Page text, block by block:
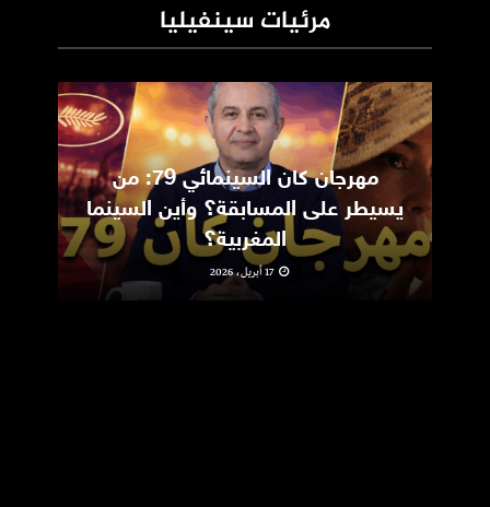
مرئيات سينفيليا
مهرجان كان السينمائي 79: من
يسيطر على المسابقة؟ وأين السينما
المغربية؟
17 أبريل، 2026